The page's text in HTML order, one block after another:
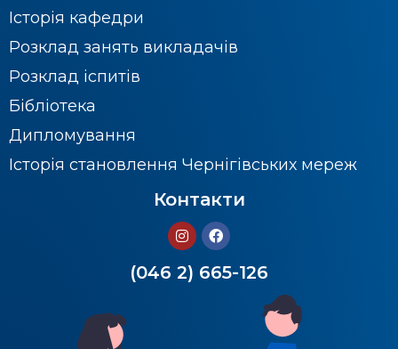
Історія кафедри
Розклад занять викладачів
Розклад іспитів
Бібліотека
Дипломування
Історія становлення Чернігівських мереж
Контакти
(046 2) 665-126